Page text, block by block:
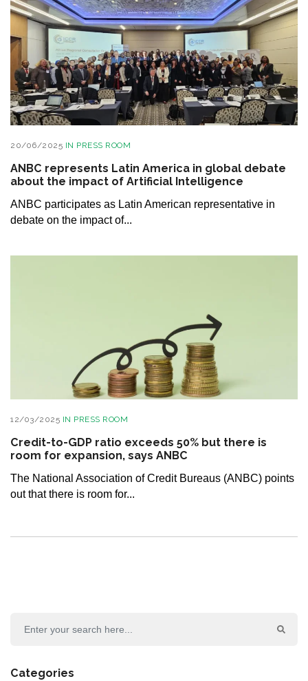
20/06/2025 IN PRESS ROOM
ANBC represents Latin America in global debate
about the impact of Artificial Intelligence
ANBC participates as Latin American representative in
debate on the impact of...
12/03/2025 IN PRESS ROOM
Credit-to-GDP ratio exceeds 50% but there is
room for expansion, says ANBC
The National Association of Credit Bureaus (ANBC) points
out that there is room for...
Categories